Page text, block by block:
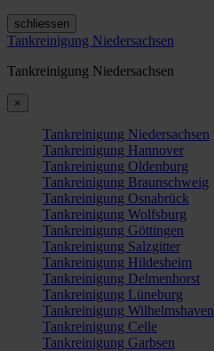
schliessen
Tankreinigung Niedersachsen
Tankreinigung Niedersachsen
×
Tankreinigung Niedersachsen
Tankreinigung Hannover
Tankreinigung Oldenburg
Tankreinigung Braunschweig
Tankreinigung Osnabrück
Tankreinigung Wolfsburg
Tankreinigung Göttingen
Tankreinigung Salzgitter
Tankreinigung Hildesheim
Tankreinigung Delmenhorst
Tankreinigung Lüneburg
Tankreinigung Wilhelmshaven
Tankreinigung Celle
Tankreinigung Garbsen